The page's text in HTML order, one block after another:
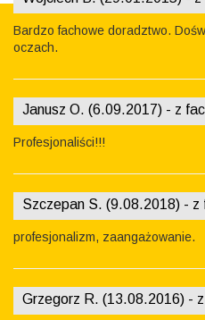
Bardzo fachowe doradztwo.
oczach.
Janusz O. (6.09.2017) - z
Profesjonaliści!!!
Szczepan S. (9.08.2018) - z
profesjonalizm, zaangażowanie.
Grzegorz R. (13.08.2016) -